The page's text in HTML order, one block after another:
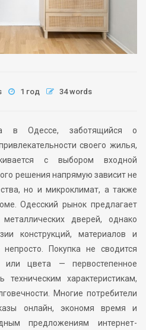
1 год 34 words
в Одессе, заботящийся о
своего жилья,
с выбором входной
решения напрямую зависит не
но и микроклимат, а также
Одесский рынок предлагает
дверей, однако
конструкций, материалов и
Покупка не сводится
цвета — первостепенное
характеристикам,
Многие потребители
онлайн, экономя время и
предложениям интернет-